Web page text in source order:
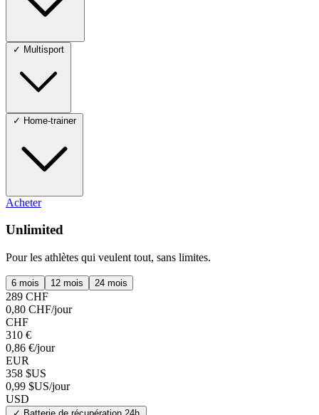
✓ Multisport
✓ Home-trainer
Acheter
Unlimited
Pour les athlètes qui veulent tout, sans limites.
6 mois 12 mois 24 mois
289 CHF
0,80 CHF/jour
CHF
310 €
0,86 €/jour
EUR
358 $US
0,99 $US/jour
USD